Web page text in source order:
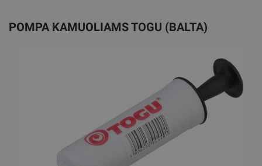
POMPA KAMUOLIAMS TOGU (BALTA)